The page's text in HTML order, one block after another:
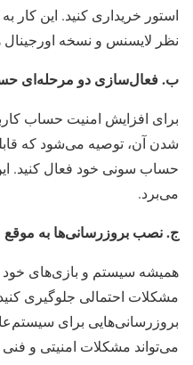
استور خریداری کنید. این کار
نظر لایسنس و نسخه اورجینال
ب. فعال‌سازی دو مرحله‌ای
برای افزایش امنیت حساب
شدن آن، توصیه می‌شود که
حساب سونی خود فعال کنید.
می‌برد.
ج. نصب بروزرسانی‌ها به موقع
همیشه سیستم و بازی‌های خود
مشکلات احتمالی جلوگیری
بروزرسانی‌هایی برای
می‌تواند مشکلات امنیتی و